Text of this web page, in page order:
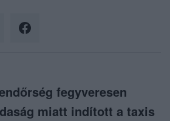
fegyveresen
miatt indított a taxis